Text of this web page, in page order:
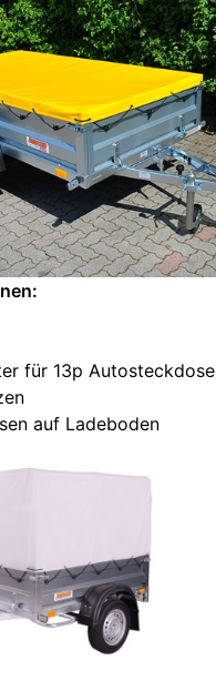
für 13p Autosteckdose
auf Ladeboden